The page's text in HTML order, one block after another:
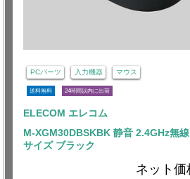
PCパーツ 入力機器 マウス
送料無料 24時間以内に出荷
ELECOM エレコム
M-XGM30DBSKBK 静音 2.4GHz無
サイズ ブラック
ネット価